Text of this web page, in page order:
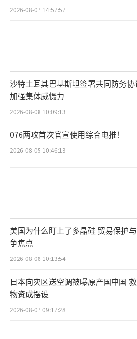
2026-08-07 14:57:57
沙特土耳其巴基斯坦签署共同防务协
加强集体威慑力
2026-08-08 10:09:13
076两攻首次官宣使用综合电推！
2026-08-05 10:46:13
美国为什么盯上了多晶硅 贸易保护
争焦点
2026-08-08 10:13:54
日本向灾区送空调被曝原产国中国
物资成摆设
2026-08-07 09:17:28